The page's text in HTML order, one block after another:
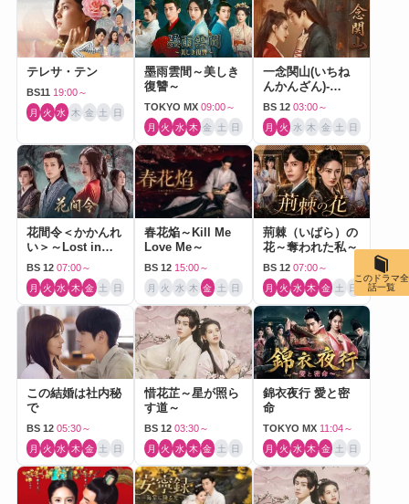
テレサ・テン
BS11 19:00～
月 火 水 木 金 土 日
墨雨雲間～美しき
復讐～
TOKYO MX 09:00～
月 火 水 木 金 土 日
一念関山(いちね
んかんざん)-
Journey to Love-
BS 12 03:00～
月 火 水 木 金 土 日
花間令＜かかんれ
い＞～Lost in
Love～
BS 12 07:00～
月 火 水 木 金 土 日
春花焔～Kill Me
Love Me～
BS 12 15:00～
月 火 水 木 金 土 日
荊棘（いばら）の
花～奪われた私～
BS 12 07:00～
月 火 水 木 金 土 日
この結婚は社内秘
で
BS 12 05:30～
月 火 水 木 金 土 日
惜花芷～星が照ら
す道～
BS 12 03:30～
月 火 水 木 金 土 日
錦衣夜行 愛と密
命
TOKYO MX 11:04～
月 火 水 木 金 土 日
このドラマ全
話一覧